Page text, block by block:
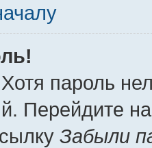
пароль
Перейдите
Забыли